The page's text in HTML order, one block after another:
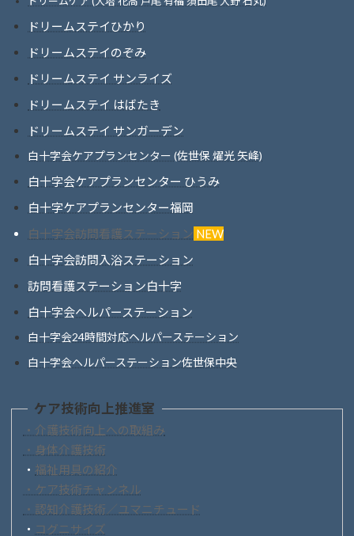
ドリームステイひかり
ドリームステイのぞみ
ドリームステイ サンライズ
ドリームステイ はばたき
ドリームステイ サンガーデン
白十字会ケアプランセンター (佐世保 燿光 矢峰)
白十字会ケアプランセンター ひうみ
白十字ケアプランセンター福岡
白十字会訪問看護ステーション NEW
白十字会訪問入浴ステーション
訪問看護ステーション白十字
白十字会ヘルパーステーション
白十字会24時間対応ヘルパーステーション
白十字会ヘルパーステーション佐世保中央
ケア技術向上推進室
・介護技術向上への取組み
・身体介護技術
・ 福祉用具の紹介
・ケア技術チャンネル
・認知介護技術／ユマニチュード
・ コグニサイズ